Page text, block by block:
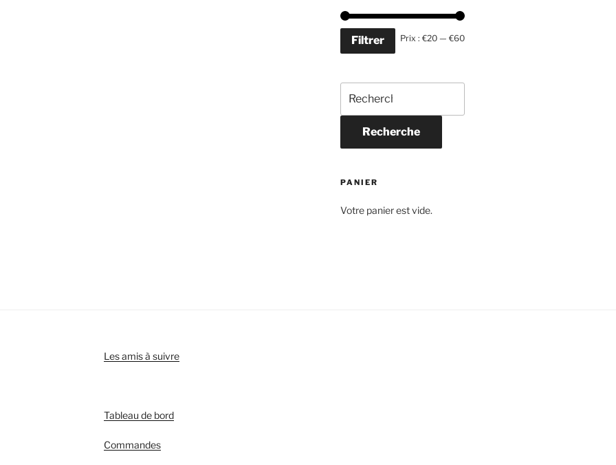
Filtrer Prix : €20 — €60
pour :
Recherche
PANIER
Votre panier est vide.
Les amis à suivre
Tableau de bord
Commandes